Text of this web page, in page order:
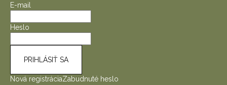
E-mail
Heslo
PRIHLÁSIŤ SA
Nová registráciaZabudnuté heslo